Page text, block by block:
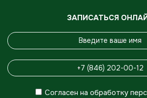
ЗАПИСАТЬСЯ
Согласен на обработку